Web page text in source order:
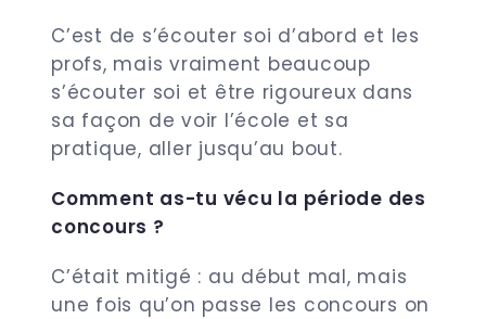
C’est de s’écouter soi d’abord et les
profs, mais vraiment beaucoup
s’écouter soi et être rigoureux dans
sa façon de voir l’école et sa
pratique, aller jusqu’au bout.
Comment as-tu vécu la période des
concours ?
C’était mitigé : au début mal, mais
une fois qu’on passe les concours on